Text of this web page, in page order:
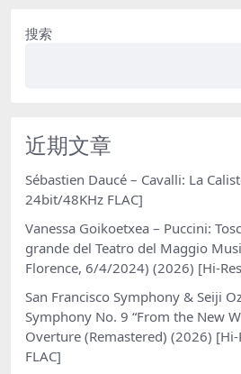
搜索
近期文章
Sébastien Daucé – Cavalli: La
24bit/48KHz FLAC]
Vanessa Goikoetxea – Puccini:
grande del Teatro del Maggio
Florence, 6/4/2024) (2026) [Hi-
San Francisco Symphony & Seiji
Symphony No. 9 “From the New
Overture (Remastered) (2026)
FLAC]